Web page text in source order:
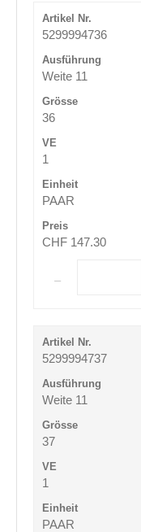
5299994736
Weite 11
36
1
PAAR
CHF 147.30
5299994737
Weite 11
37
1
PAAR